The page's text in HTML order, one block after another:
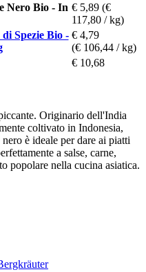
Nero Bio - In € 5,89 (€
117,80 / kg)
Spezie Bio - € 4,79
(€ 106,44 / kg)
€ 10,68
Originario dell'India
coltivato in Indonesia,
è ideale per dare ai piatti
a salse, carne,
popolare nella cucina asiatica.